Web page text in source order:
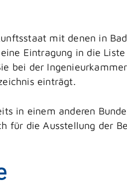
mit denen in
Eintragung in die
bei der
einträgt.
in einem anderen
für die Ausstellung der